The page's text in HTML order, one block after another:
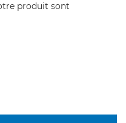
produit sont